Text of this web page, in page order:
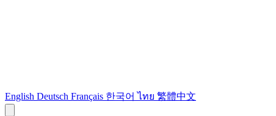
English Deutsch Français 한국어 ไทย 繁體中文